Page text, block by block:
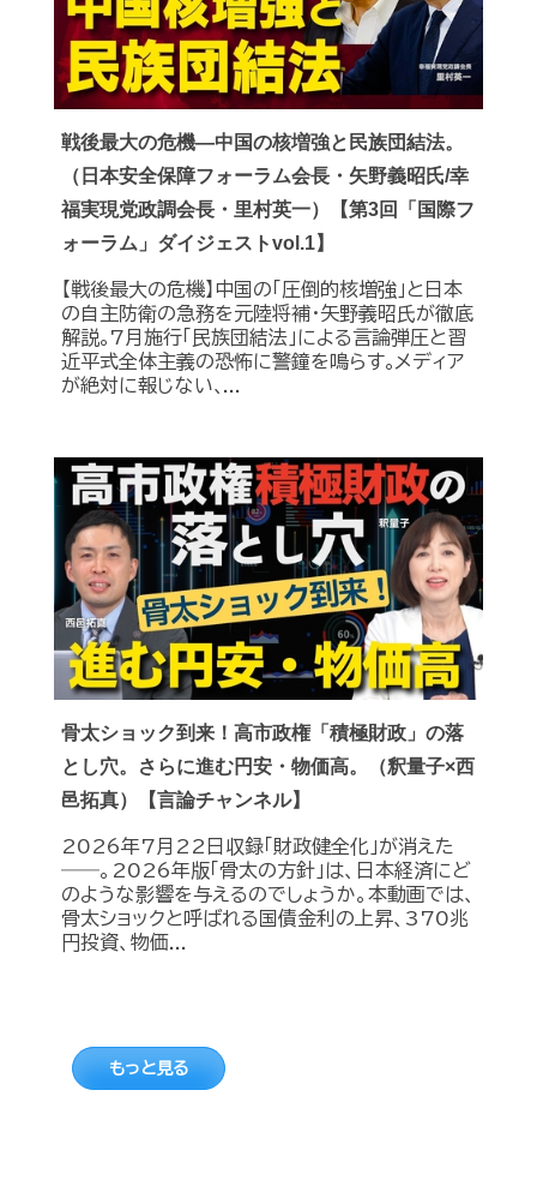
戦後最大の危機―中国の核増強と民族団結法。
（日本安全保障フォーラム会長・矢野義昭氏/幸
福実現党政調会長・里村英一）【第3回「国際フ
ォーラム」ダイジェストvol.1】
【戦後最大の危機】中国の｢圧倒的核増強｣と日本
の自主防衛の急務を元陸将補・矢野義昭氏が徹底
解説｡7月施行｢民族団結法｣による言論弾圧と習
近平式全体主義の恐怖に警鐘を鳴らす｡メディア
が絶対に報じない､...
骨太ショック到来！高市政権「積極財政」の落
とし穴。さらに進む円安・物価高。（釈量子×西
邑拓真）【言論チャンネル】
2026年7月22日収録「財政健全化」が消えた
――。2026年版「骨太の方針」は、日本経済にど
のような影響を与えるのでしょうか。本動画では、
骨太ショックと呼ばれる国債金利の上昇、370兆
円投資、物価...
もっと見る